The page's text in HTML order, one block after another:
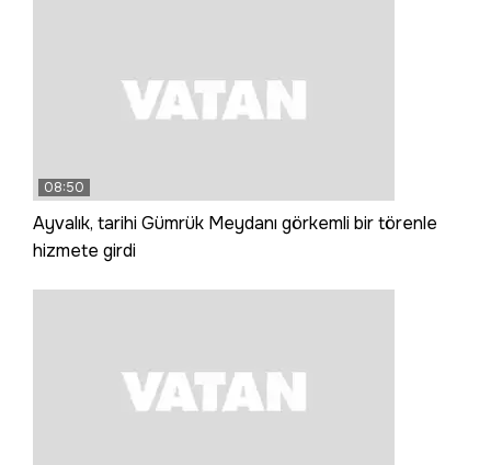
08:50
Ayvalık, tarihi Gümrük Meydanı görkemli bir törenle
hizmete girdi